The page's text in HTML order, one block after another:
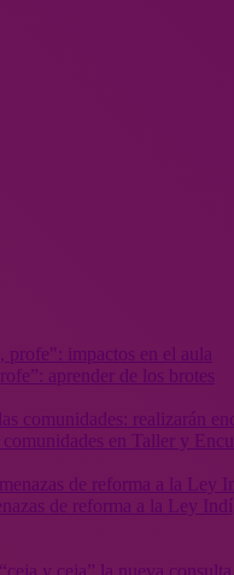
aprender de los brotes
en Taller y
de reforma a la Ley
y ceja” la nueva